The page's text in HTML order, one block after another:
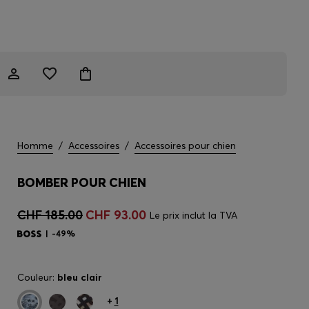
Homme / Accessoires / Accessoires pour chien
BOMBER POUR CHIEN
CHF 185.00 CHF 93.00 Le prix inclut la TVA
-49%
Couleur: bleu clair
+ 1